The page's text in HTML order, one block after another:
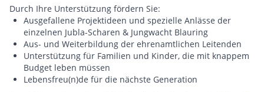
Durch Ihre Unterstützung fördern Sie:
Ausgefallene Projekt­ideen und spezielle Anlässe der
einzelnen Jubla-Scharen & Jungwacht Blauring
Aus- und Weiterbildung der ehrenamtlichen Leitenden
Unterstützung für Familien und Kinder, die mit knappem
Budget leben müssen
Lebensfreu(n)de für die nächste Generation